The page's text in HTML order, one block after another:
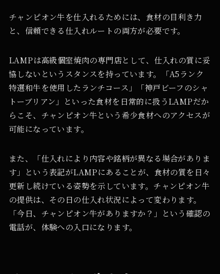
チャンピオン牛を仕入れるためには、食材の目利き力
と、信頼できる仕入れルートの両方が必要です。
LAMPは高級個室焼肉の専門店として、仕入れの質に妥
協しないというスタンスを持っています。「A5ランク
特選和牛を使用したランチコース」「神戸ビーフのシャ
トーブリアン」といった食材を日常的に扱うLAMPだか
らこそ、チャンピオン牛という希少食材へのアクセスが
可能になっています。
また、「仕入れにより内容や銘柄が異なる場合がありま
す」という表記がLAMPにあることが、食材の質を日々
更新し続けている姿勢を示しています。チャンピオン牛
の提供は、その日の仕入れ状況によって変わります。
「今日、チャンピオン牛がありますか？」という確認の
電話が、体験への入口になります。